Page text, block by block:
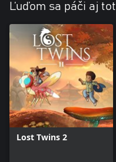
Ľuďom sa páči aj
Lost Twins 2